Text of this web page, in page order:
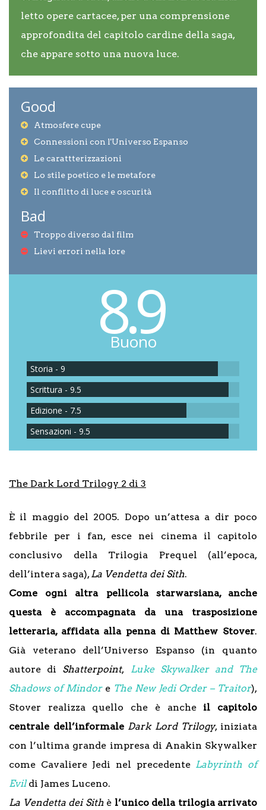
letto opere cartacee, per una comprensione
approfondita del capitolo cardine della saga,
che appare sotto una nuova luce.
Good
Atmosfere cupe
Connessioni con l'Universo Espanso
Le carattterizzazioni
Lo stile poetico e le metafore
Il conflitto di luce e oscurità
Bad
Troppo diverso dal film
Lievi errori nella lore
8.9
Buono
Storia - 9
Scrittura - 9.5
Edizione - 7.5
Sensazioni - 9.5
The Dark Lord Trilogy 2 di 3
È il maggio del 2005. Dopo un’attesa a dir poco
febbrile per i fan, esce nei cinema il capitolo
conclusivo della Trilogia Prequel (all’epoca,
dell’intera saga),La Vendetta dei Sith.
Come ogni altra pellicola starwarsiana, anche
questa è accompagnata da una trasposizione
letteraria, affidata alla penna di Matthew Stover.
Già veterano dell’Universo Espanso (in quanto
autore di Shatterpoint, Luke Skywalker and The
Shadows of Mindore The New Jedi Order – Traitor),
Stover realizza quello che è ancheil capitolo
centrale dell’informale Dark Lord Trilogy, iniziata
con l’ultima grande impresa di Anakin Skywalker
come Cavaliere Jedi nel precedente Labyrinth of
Evildi James Luceno.
La Vendetta dei Sithè l’unico della trilogia arrivato